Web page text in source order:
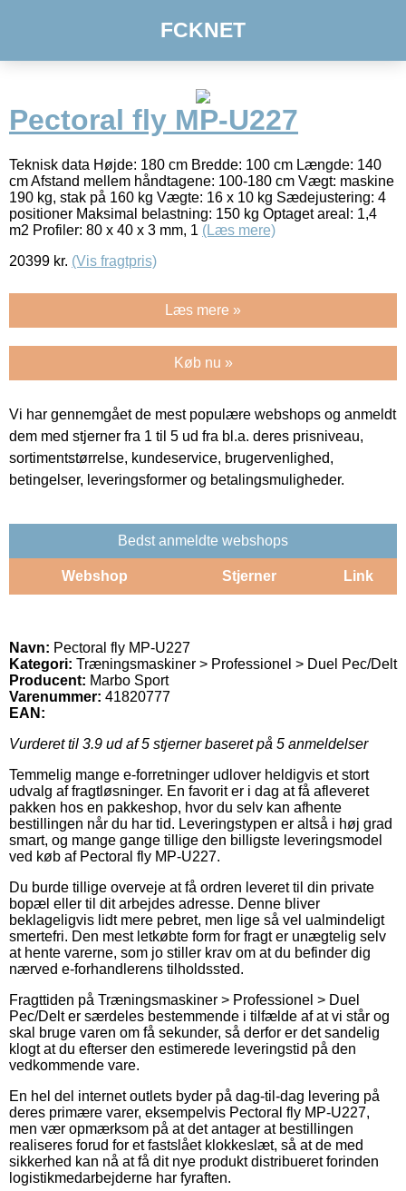
FCKNET
Pectoral fly MP-U227
Teknisk data Højde: 180 cm Bredde: 100 cm Længde: 140
cm Afstand mellem håndtagene: 100-180 cm Vægt: maskine
190 kg, stak på 160 kg Vægte: 16 x 10 kg Sædejustering: 4
positioner Maksimal belastning: 150 kg Optaget areal: 1,4
m2 Profiler: 80 x 40 x 3 mm, 1 (Læs mere)
20399 kr. (Vis fragtpris)
Læs mere »
Køb nu »
Vi har gennemgået de mest populære webshops og anmeldt
dem med stjerner fra 1 til 5 ud fra bl.a. deres prisniveau,
sortimentstørrelse, kundeservice, brugervenlighed,
betingelser, leveringsformer og betalingsmuligheder.
Bedst anmeldte webshops
Webshop Stjerner Link
Navn: Pectoral fly MP-U227
Kategori: Træningsmaskiner > Professionel > Duel Pec/Delt
Producent: Marbo Sport
Varenummer: 41820777
EAN:
Vurderet til 3.9 ud af 5 stjerner baseret på 5 anmeldelser
Temmelig mange e-forretninger udlover heldigvis et stort
udvalg af fragtløsninger. En favorit er i dag at få afleveret
pakken hos en pakkeshop, hvor du selv kan afhente
bestillingen når du har tid. Leveringstypen er altså i høj grad
smart, og mange gange tillige den billigste leveringsmodel
ved køb af Pectoral fly MP-U227.
Du burde tillige overveje at få ordren leveret til din private
bopæl eller til dit arbejdes adresse. Denne bliver
beklageligvis lidt mere pebret, men lige så vel ualmindeligt
smertefri. Den mest letkøbte form for fragt er unægtelig selv
at hente varerne, som jo stiller krav om at du befinder dig
nærved e-forhandlerens tilholdssted.
Fragttiden på Træningsmaskiner > Professionel > Duel
Pec/Delt er særdeles bestemmende i tilfælde af at vi står og
skal bruge varen om få sekunder, så derfor er det sandelig
klogt at du efterser den estimerede leveringstid på den
vedkommende vare.
En hel del internet outlets byder på dag-til-dag levering på
deres primære varer, eksempelvis Pectoral fly MP-U227,
men vær opmærksom på at det antager at bestillingen
realiseres forud for et fastslået klokkeslæt, så at de med
sikkerhed kan nå at få dit nye produkt distribueret forinden
logistikmedarbejderne har fyraften.